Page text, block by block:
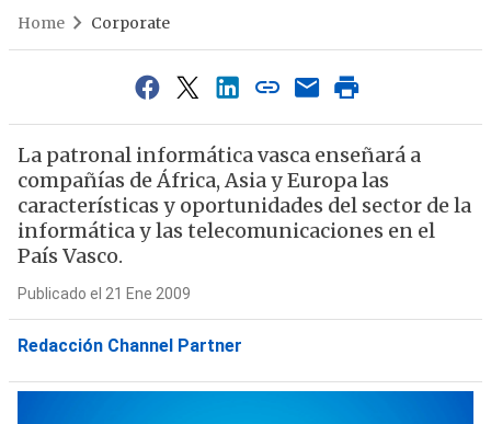
Home Corporate
La patronal informática vasca enseñará a
compañías de África, Asia y Europa las
características y oportunidades del sector de la
informática y las telecomunicaciones en el
País Vasco.
Publicado el 21 Ene 2009
Redacción Channel Partner